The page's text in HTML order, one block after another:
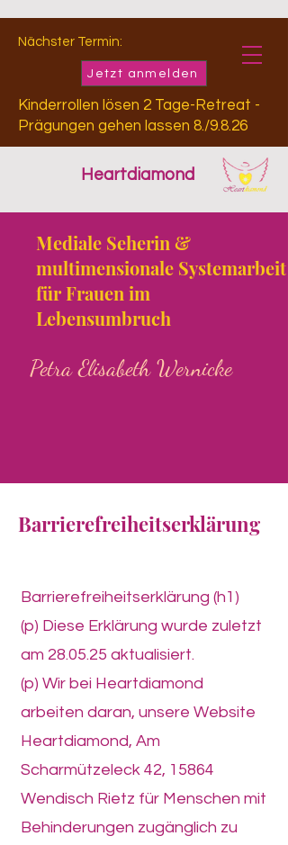
Nächster Termin:
Jetzt anmelden
Kinderrollen lösen 2 Tage-Retreat -
Prägungen gehen lassen 8./9.8.26
Heartdiamond
Mediale Seherin &
multimensionale Systemarbeit
für Frauen im
Lebensumbruch
Petra Elisabeth Wernicke
Barrierefreiheitserklärung
Barrierefreiheitserklärung (h1)
(p) Diese Erklärung wurde zuletzt
am 28.05.25 aktualisiert.
(p) Wir bei Heartdiamond
arbeiten daran, unsere Website
Heartdiamond, Am
Scharmützeleck 42, 15864
Wendisch Rietz für Menschen mit
Behinderungen zugänglich zu